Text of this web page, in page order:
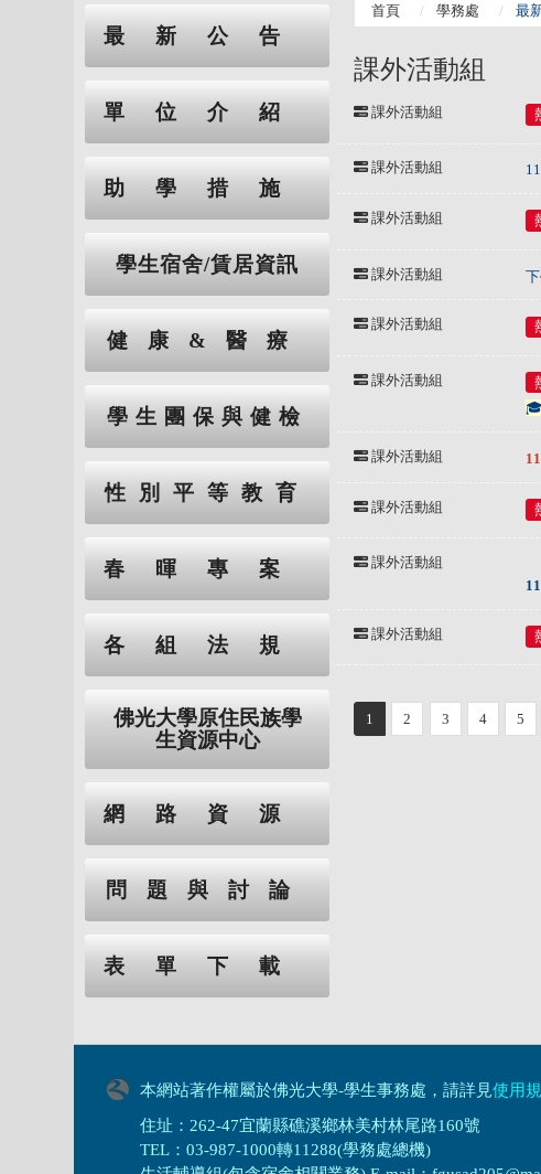
最新公告
單位介紹
助學措施
學生宿舍/賃居資訊
健康&醫療
學生團保與健檢
性別平等教育
春暉專案
各組法規
佛光大學原住民族學
生資源中心
網路資源
問題與討論
表單下載
首頁 學務處 最
課外活動組
課外活動組
課外活動組
課外活動組
課外活動組
課外活動組
課外活動組
課外活動組
課外活動組
課外活動組
課外活動組
1 2 3 4 5
本網站著作權屬於佛光大學-學生事務處，請詳見使用
住址：262-47宜蘭縣礁溪鄉林美村林尾路160號
TEL：03-987-1000轉11288(學務處總機)